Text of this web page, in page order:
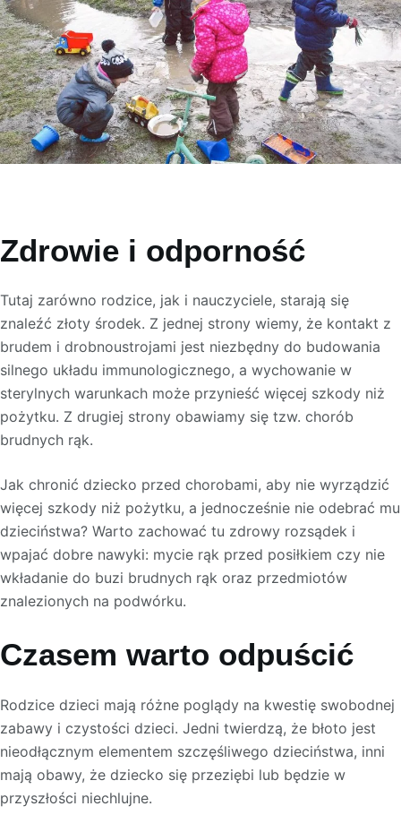
Zdrowie i odporność
Tutaj zarówno rodzice, jak i nauczyciele, starają się
znaleźć złoty środek. Z jednej strony wiemy, że kontakt z
brudem i drobnoustrojami jest niezbędny do budowania
silnego układu immunologicznego, a wychowanie w
sterylnych warunkach może przynieść więcej szkody niż
pożytku. Z drugiej strony obawiamy się tzw. chorób
brudnych rąk.
Jak chronić dziecko przed chorobami, aby nie wyrządzić
więcej szkody niż pożytku, a jednocześnie nie odebrać mu
dzieciństwa? Warto zachować tu zdrowy rozsądek i
wpajać dobre nawyki: mycie rąk przed posiłkiem czy nie
wkładanie do buzi brudnych rąk oraz przedmiotów
znalezionych na podwórku.
Czasem warto odpuścić
Rodzice dzieci mają różne poglądy na kwestię swobodnej
zabawy i czystości dzieci. Jedni twierdzą, że błoto jest
nieodłącznym elementem szczęśliwego dzieciństwa, inni
mają obawy, że dziecko się przeziębi lub będzie w
przyszłości niechlujne.